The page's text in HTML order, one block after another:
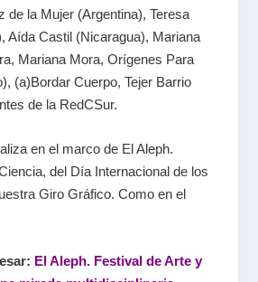
de la Mujer (Argentina), Teresa
Aída Castil (Nicaragua), Mariana
Mariana Mora, Orígenes Para
(a)Bordar Cuerpo, Tejer Barrio
de la RedCSur.
en el marco de El Aleph.
, del Día Internacional de los
Giro Gráfico. Como en el
El Aleph. Festival de Arte y